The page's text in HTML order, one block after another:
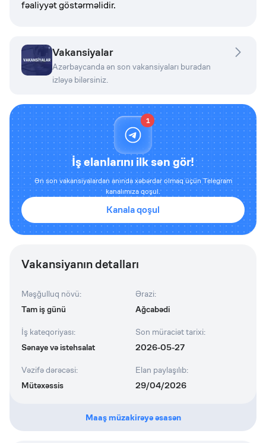
fəaliyyət göstərməlidir.
Vakansiyalar
Azərbaycanda ən son vakansiyaları buradan
izləyə bilərsiniz.
1
İş elanlarını ilk sən gör!
Ən son vakansiyalardan anında xəbərdar olmaq üçün Telegram
kanalımıza qoşul.
Kanala qoşul
Vakansiyanın detalları
Məşğulluq növü:
Tam iş günü
Ərazi:
Ağcabədi
İş kateqoriyası:
Sənaye və istehsalat
Son müraciət tarixi:
2026-05-27
Vəzifə dərəcəsi:
Mütəxəssis
Elan paylaşılıb:
29/04/2026
Maaş müzakirəyə əsasən